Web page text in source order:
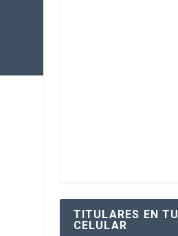
TITULARES EN TU
CELULAR